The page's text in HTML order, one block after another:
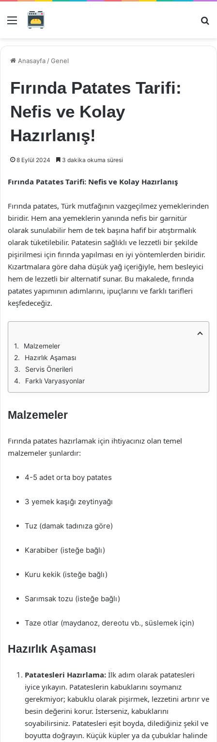
Menü
Anasayfa /Genel
Fırında Patates Tarifi:
Nefis ve Kolay
Hazırlanış!
8 Eylül 2024 3 dakika okuma süresi
Fırında Patates Tarifi: Nefis ve Kolay Hazırlanış
Fırında patates, Türk mutfağının vazgeçilmez yemeklerinden
biridir. Hem ana yemeklerin yanında nefis bir garnitür
olarak sunulabilir hem de tek başına hafif bir atıştırmalık
olarak tüketilebilir. Patatesin sağlıklı ve lezzetli bir şekilde
pişirilmesi için fırında yapılması en iyi yöntemlerden biridir.
Kızartmalara göre daha düşük yağ içeriğiyle, hem besleyici
hem de lezzetli bir alternatif sunar. Bu makalede, fırında
patates yapımının adımlarını, ipuçlarını ve farklı tarifleri
keşfedeceğiz.
Malzemeler
Hazırlık Aşaması
Servis Önerileri
Farklı Varyasyonlar
Malzemeler
Fırında patates hazırlamak için ihtiyacınız olan temel
malzemeler şunlardır:
4-5 adet orta boy patates
3 yemek kaşığı zeytinyağı
Tuz (damak tadınıza göre)
Karabiber (isteğe bağlı)
Kuru kekik (isteğe bağlı)
Sarımsak tozu (isteğe bağlı)
Taze otlar (maydanoz, dereotu vb., süslemek için)
Hazırlık Aşaması
Patatesleri Hazırlama: İlk adım olarak patatesleri
iyice yıkayın. Patateslerin kabuklarını soymanız
gerekmiyor; kabuklu olarak pişirmek, lezzetini artırır ve
besin değerini korur. İsterseniz, kabuklarını
soyabilirsiniz. Patatesleri eşit boyda, dilediğiniz şekil ve
boyutta doğrayın. Küçük küpler ya da çubuklar halinde